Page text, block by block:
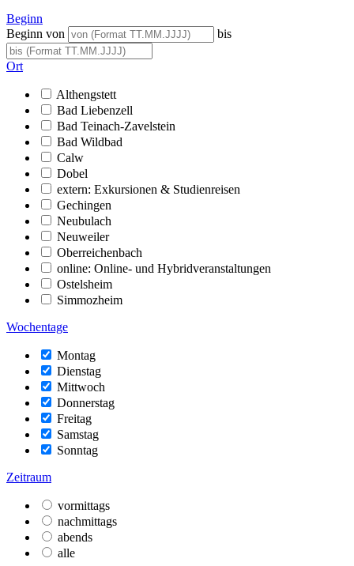
Beginn
Beginn von
bis
Ort
Althengstett
Bad Liebenzell
Bad Teinach-Zavelstein
Bad Wildbad
Calw
Dobel
extern: Exkursionen & Studienreisen
Gechingen
Neubulach
Neuweiler
Oberreichenbach
online: Online- und Hybridveranstaltungen
Ostelsheim
Simmozheim
Wochentage
Montag
Dienstag
Mittwoch
Donnerstag
Freitag
Samstag
Sonntag
Zeitraum
vormittags
nachmittags
abends
alle